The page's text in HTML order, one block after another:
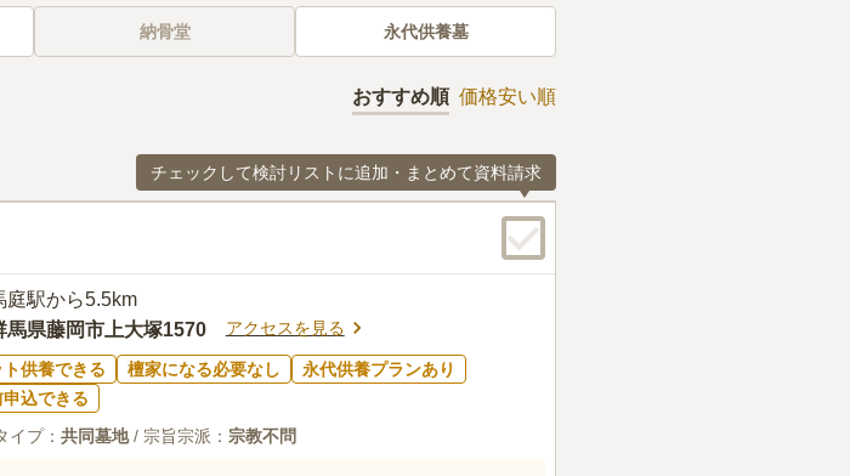
納骨堂 永代供養墓
おすすめ順 価格安い順
チェックして検討リストに追加・まとめて資料請求
庭駅から5.5km
馬県藤岡市上大塚1570
アクセスを見る
供養できる 檀家になる必要なし
永代供養プランあり
込できる
イプ： 共同墓地/ 宗旨宗派： 宗教不問